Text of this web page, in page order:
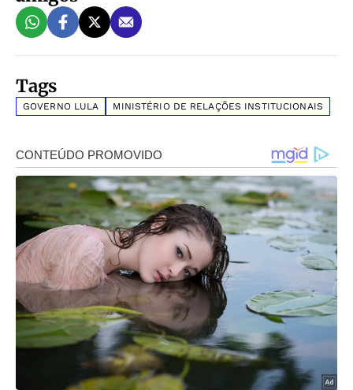
Tags
GOVERNO LULA MINISTÉRIO DE RELAÇÕES INSTITUCIONAIS